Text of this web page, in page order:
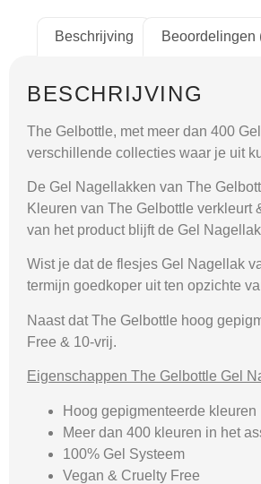
Beschrijving Beoordelingen
BESCHRIJVING
The Gelbottle, met meer dan 400
verschillende collecties waar je uit
De Gel Nagellakken van The
Kleuren van The Gelbottle
van het product blijft de Gel
Wist je dat de flesjes Gel Nagellak
termijn goedkoper uit ten opzichte
Naast dat The Gelbottle hoog
Free & 10-vrij.
Eigenschappen The Gelbottle Gel
Hoog gepigmenteerde kleuren
Meer dan 400 kleuren in het
100% Gel Systeem
Vegan & Cruelty Free